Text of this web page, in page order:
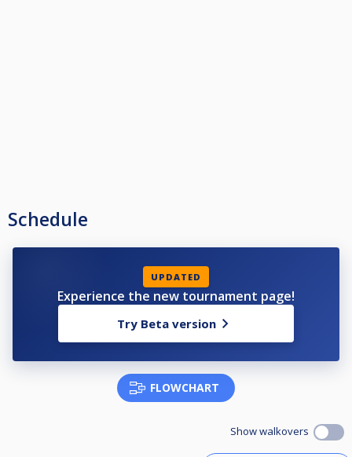
Schedule
UPDATED
Experience the new tournament page!
Try Beta version
FLOWCHART
Show walkovers